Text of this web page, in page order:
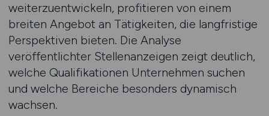
weiterzuentwickeln, profitieren von einem
breiten Angebot an Tätigkeiten, die langfristige
Perspektiven bieten. Die Analyse
veröffentlichter Stellenanzeigen zeigt deutlich,
welche Qualifikationen Unternehmen suchen
und welche Bereiche besonders dynamisch
wachsen.